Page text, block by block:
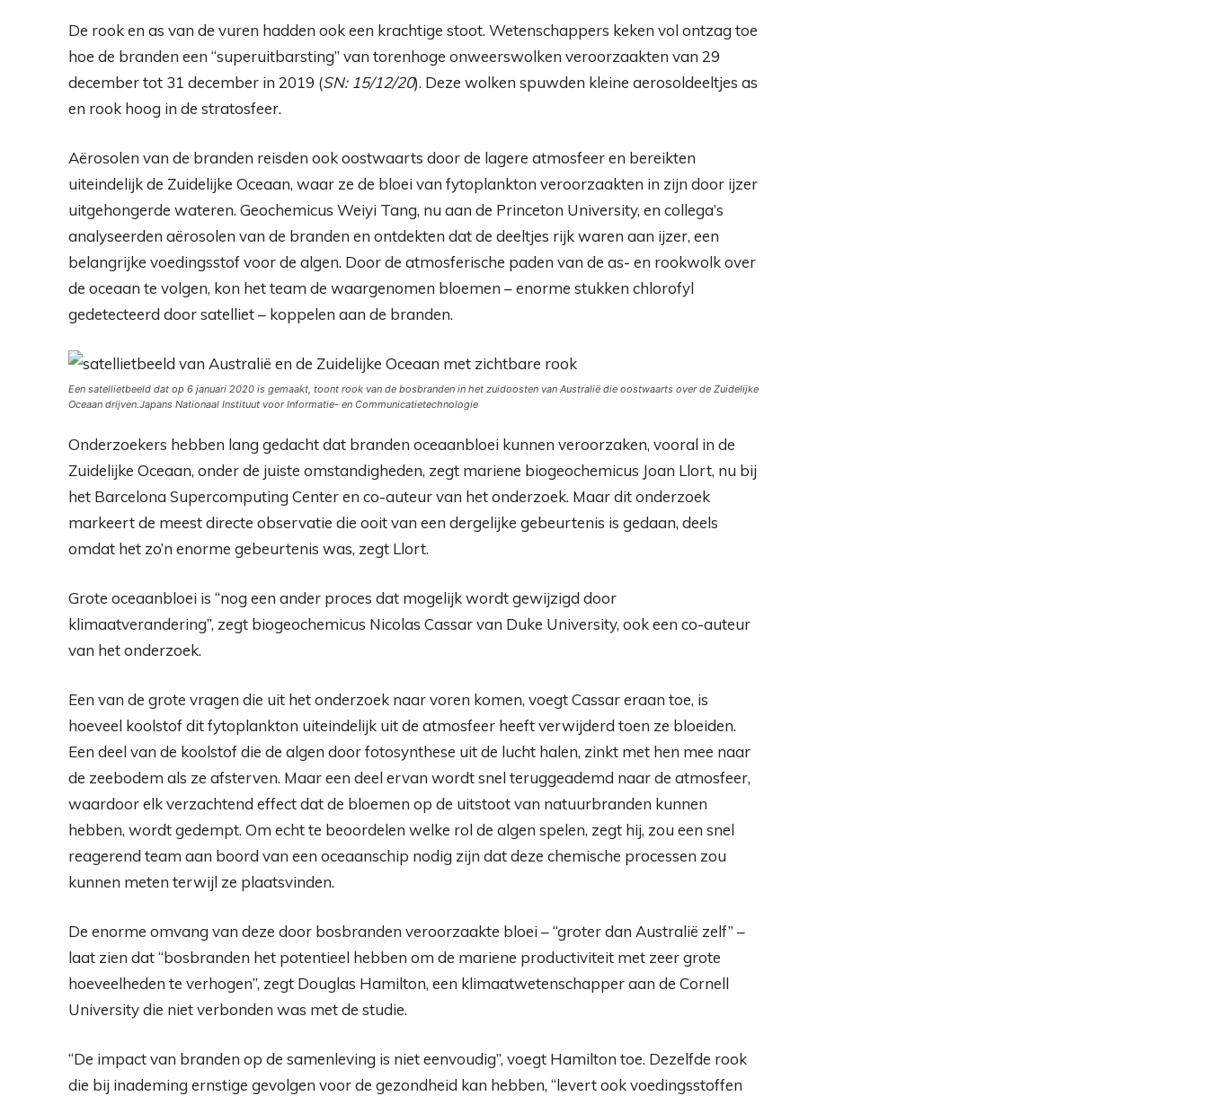
De rook en as van de vuren hadden ook een krachtige stoot. Wetenschappers keken vol ontzag toe
hoe de branden een “superuitbarsting” van torenhoge onweerswolken veroorzaakten van 29
december tot 31 december in 2019 (SN: 15/12/20). Deze wolken spuwden kleine aerosoldeeltjes as
en rook hoog in de stratosfeer.
Aërosolen van de branden reisden ook oostwaarts door de lagere atmosfeer en bereikten
uiteindelijk de Zuidelijke Oceaan, waar ze de bloei van fytoplankton veroorzaakten in zijn door ijzer
uitgehongerde wateren. Geochemicus Weiyi Tang, nu aan de Princeton University, en collega’s
analyseerden aërosolen van de branden en ontdekten dat de deeltjes rijk waren aan ijzer, een
belangrijke voedingsstof voor de algen. Door de atmosferische paden van de as- en rookwolk over
de oceaan te volgen, kon het team de waargenomen bloemen – enorme stukken chlorofyl
gedetecteerd door satelliet – koppelen aan de branden.
Een satellietbeeld dat op 6 januari 2020 is gemaakt, toont rook van de bosbranden in het zuidoosten van Australië die oostwaarts over de Zuidelijke
Oceaan drijven.Japans Nationaal Instituut voor Informatie- en Communicatietechnologie
Onderzoekers hebben lang gedacht dat branden oceaanbloei kunnen veroorzaken, vooral in de
Zuidelijke Oceaan, onder de juiste omstandigheden, zegt mariene biogeochemicus Joan Llort, nu bij
het Barcelona Supercomputing Center en co-auteur van het onderzoek. Maar dit onderzoek
markeert de meest directe observatie die ooit van een dergelijke gebeurtenis is gedaan, deels
omdat het zo’n enorme gebeurtenis was, zegt Llort.
Grote oceaanbloei is “nog een ander proces dat mogelijk wordt gewijzigd door
klimaatverandering”, zegt biogeochemicus Nicolas Cassar van Duke University, ook een co-auteur
van het onderzoek.
Een van de grote vragen die uit het onderzoek naar voren komen, voegt Cassar eraan toe, is
hoeveel koolstof dit fytoplankton uiteindelijk uit de atmosfeer heeft verwijderd toen ze bloeiden.
Een deel van de koolstof die de algen door fotosynthese uit de lucht halen, zinkt met hen mee naar
de zeebodem als ze afsterven. Maar een deel ervan wordt snel teruggeademd naar de atmosfeer,
waardoor elk verzachtend effect dat de bloemen op de uitstoot van natuurbranden kunnen
hebben, wordt gedempt. Om echt te beoordelen welke rol de algen spelen, zegt hij, zou een snel
reagerend team aan boord van een oceaanschip nodig zijn dat deze chemische processen zou
kunnen meten terwijl ze plaatsvinden.
De enorme omvang van deze door bosbranden veroorzaakte bloei – “groter dan Australië zelf” –
laat zien dat “bosbranden het potentieel hebben om de mariene productiviteit met zeer grote
hoeveelheden te verhogen”, zegt Douglas Hamilton, een klimaatwetenschapper aan de Cornell
University die niet verbonden was met de studie.
“De impact van branden op de samenleving is niet eenvoudig”, voegt Hamilton toe. Dezelfde rook
die bij inademing ernstige gevolgen voor de gezondheid kan hebben, “levert ook voedingsstoffen